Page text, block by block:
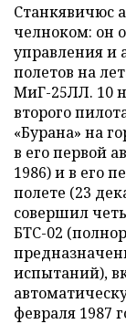
Станкявичюс
челноком: он
управления и
полетов на
МиГ-25ЛЛ. 10
второго
«Бурана» на
в его первой
1986) и в его
полете (23
совершил
БТС-02
испытаний),
февраля 1987